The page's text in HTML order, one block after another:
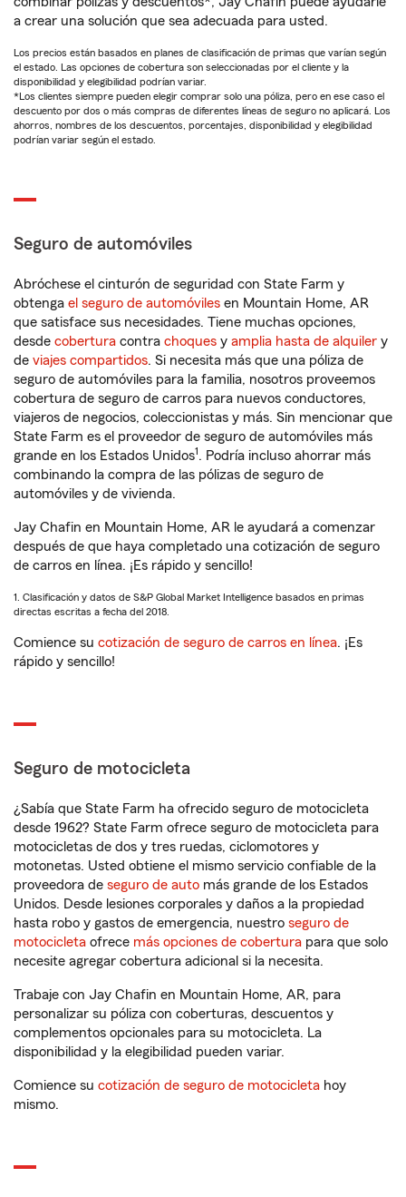
a crear una solución que sea adecuada para usted.
Los precios están basados en planes de clasificación de primas que varían según
el estado. Las opciones de cobertura son seleccionadas por el cliente y la
disponibilidad y elegibilidad podrían variar.
*Los clientes siempre pueden elegir comprar solo una póliza, pero en ese caso el
descuento por dos o más compras de diferentes líneas de seguro no aplicará. Los
ahorros, nombres de los descuentos, porcentajes, disponibilidad y elegibilidad
podrían variar según el estado.
Seguro de automóviles
Abróchese el cinturón de seguridad con State Farm y
obtenga el seguro de automóviles en Mountain Home, AR
que satisface sus necesidades. Tiene muchas opciones,
desde cobertura contra choques y amplia hasta de alquiler y
de viajes compartidos. Si necesita más que una póliza de
seguro de automóviles para la familia, nosotros proveemos
cobertura de seguro de carros para nuevos conductores,
viajeros de negocios, coleccionistas y más. Sin mencionar que
State Farm es el proveedor de seguro de automóviles más
grande en los Estados Unidos1. Podría incluso ahorrar más
combinando la compra de las pólizas de seguro de
automóviles y de vivienda.
Jay Chafin en Mountain Home, AR le ayudará a comenzar
después de que haya completado una cotización de seguro
de carros en línea. ¡Es rápido y sencillo!
1. Clasificación y datos de S&P Global Market Intelligence basados en primas
directas escritas a fecha del 2018.
Comience su cotización de seguro de carros en línea. ¡Es
rápido y sencillo!
Seguro de motocicleta
¿Sabía que State Farm ha ofrecido seguro de motocicleta
desde 1962? State Farm ofrece seguro de motocicleta para
motocicletas de dos y tres ruedas, ciclomotores y
motonetas. Usted obtiene el mismo servicio confiable de la
proveedora de seguro de auto más grande de los Estados
Unidos. Desde lesiones corporales y daños a la propiedad
hasta robo y gastos de emergencia, nuestro seguro de
motocicleta ofrece más opciones de cobertura para que solo
necesite agregar cobertura adicional si la necesita.
Trabaje con Jay Chafin en Mountain Home, AR, para
personalizar su póliza con coberturas, descuentos y
complementos opcionales para su motocicleta. La
disponibilidad y la elegibilidad pueden variar.
Comience su cotización de seguro de motocicleta hoy
mismo.